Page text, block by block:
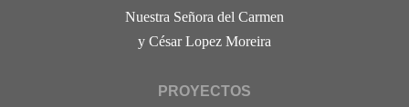
Nuestra Señora del Carmen
y César Lopez Moreira
PROYECTOS